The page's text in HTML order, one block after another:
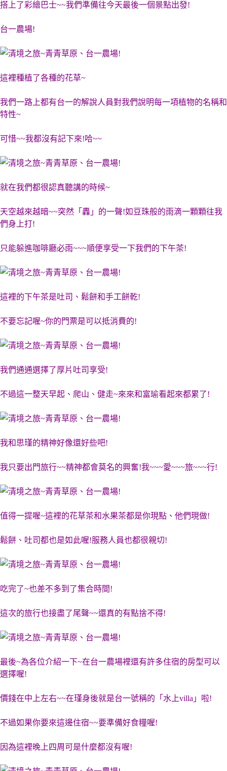
搭上了彩繪巴士~~我們準備往今天最後一個景點出發!
台一農場!
這裡種植了各種的花草~
我們一路上都有台一的解說人員對我們說明每一項植物的名稱和
特性~
可惜~~我都沒有記下來!哈~~
就在我們都很認真聽講的時候~
天空越來越暗~~突然「轟」的一聲!如豆珠般的雨滴一顆顆往我
們身上打!
只能躲進咖啡廳必雨~~~順便享受一下我們的下午茶!
這裡的下午茶是吐司、鬆餅和手工餅乾!
不要忘記喔~你的門票是可以抵消費的!
我們通通選擇了厚片吐司享受!
不過這一整天早起、爬山、健走~來來和富瑜看起來都累了!
我和思瑾的精神好像還好些吧!
我只要出門旅行~~精神都會莫名的興奮!我~~~愛~~~旅~~~行!
值得一提喔~這裡的花草茶和水果茶都是你現點、他們現做!
鬆餅、吐司都也是如此喔!服務人員也都很親切!
吃完了~也差不多到了集合時間!
這次的旅行也接盡了尾聲~~還真的有點捨不得!
最後~為各位介紹一下~在台一農場裡還有許多住宿的房型可以
選擇喔!
價錢在中上左右~~在瑾身後就是台一號稱的「水上villa」啦!
不過如果你要來這邊住宿~~要準備好食糧喔!
因為這裡晚上四周可是什麼都沒有喔!